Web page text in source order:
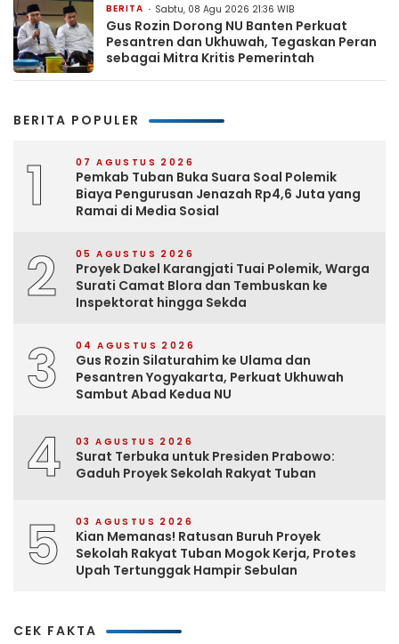
BERITA Sabtu, 08 Agu 2026 21:36 WIB
Gus Rozin Dorong NU Banten Perkuat
Pesantren dan Ukhuwah, Tegaskan Peran
sebagai Mitra Kritis Pemerintah
BERITA POPULER
1 07 AGUSTUS 2026
Pemkab Tuban Buka Suara Soal Polemik
Biaya Pengurusan Jenazah Rp4,6 Juta yang
Ramai di Media Sosial
2 05 AGUSTUS 2026
Proyek Dakel Karangjati Tuai Polemik, Warga
Surati Camat Blora dan Tembuskan ke
Inspektorat hingga Sekda
3 04 AGUSTUS 2026
Gus Rozin Silaturahim ke Ulama dan
Pesantren Yogyakarta, Perkuat Ukhuwah
Sambut Abad Kedua NU
4 03 AGUSTUS 2026
Surat Terbuka untuk Presiden Prabowo:
Gaduh Proyek Sekolah Rakyat Tuban
5 03 AGUSTUS 2026
Kian Memanas! Ratusan Buruh Proyek
Sekolah Rakyat Tuban Mogok Kerja, Protes
Upah Tertunggak Hampir Sebulan
CEK FAKTA